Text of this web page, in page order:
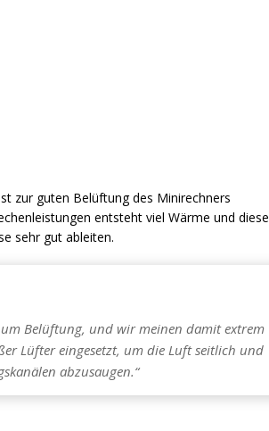
zur guten Belüftung des Minirechners
entsteht viel Wärme und diese
sehr gut ableiten.
um Belüftung, und wir meinen damit extrem
Lüfter eingesetzt, um die Luft seitlich und
abzusaugen.“